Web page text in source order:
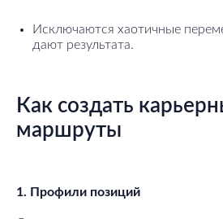
Исключаются хаотичные
дают результата.
Как создать
маршруты
1. Профили позиций